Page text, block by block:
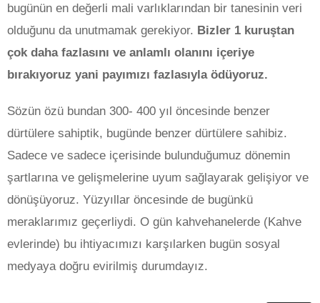
bugünün en değerli mali varlıklarından bir tanesinin veri
olduğunu da unutmamak gerekiyor. Bizler 1 kuruştan
çok daha fazlasını ve anlamlı olanını içeriye
bırakıyoruz yani payımızı fazlasıyla ödüyoruz.
Sözün özü bundan 300- 400 yıl öncesinde benzer
dürtülere sahiptik, bugünde benzer dürtülere sahibiz.
Sadece ve sadece içerisinde bulunduğumuz dönemin
şartlarına ve gelişmelerine uyum sağlayarak gelişiyor ve
dönüşüyoruz. Yüzyıllar öncesinde de bugünkü
meraklarımız geçerliydi. O gün kahvehanelerde (Kahve
evlerinde) bu ihtiyacımızı karşılarken bugün sosyal
medyaya doğru evirilmiş durumdayız.